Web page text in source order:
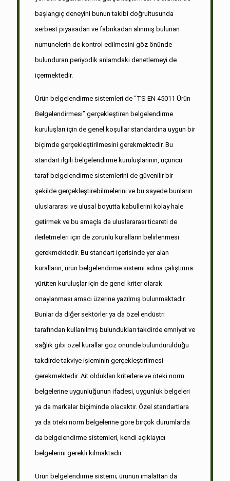
başlangıç deneyini bunun takibi doğrultusunda
serbest piyasadan ve fabrikadan alınmış bulunan
numunelerin de kontrol edilmesini göz önünde
bulunduran periyodik anlamdaki denetlemeyi de
içermektedir.
Ürün belgelendirme sistemleri de “TS EN 45011 Ürün
Belgelendirmesi” gerçekleştiren belgelendirme
kuruluşları için de genel koşullar standardına uygun bir
biçimde gerçekleştirilmesini gerekmektedir. Bu
standart ilgili belgelendirme kuruluşlarının, üçüncü
taraf belgelendirme sistemlerini de güvenilir bir
şekilde gerçekleştirebilmelerini ve bu sayede bunların
uluslararası ve ulusal boyutta kabullerini kolay hale
getirmek ve bu amaçla da uluslararası ticareti de
ilerletmeleri için de zorunlu kuralların belirlenmesi
gerekmektedir. Bu standart içerisinde yer alan
kuralların, ürün belgelendirme sistemi adına çalıştırma
yürüten kuruluşlar için de genel kriter olarak
onaylanması amacı üzerine yazılmış bulunmaktadır.
Bunlar da diğer sektörler ya da özel endüstri
tarafından kullanılmış bulundukları takdirde emniyet ve
sağlık gibi özel kurallar göz önünde bulundurulduğu
takdirde takviye işleminin gerçekleştirilmesi
gerekmektedir. Ait oldukları kriterlere ve öteki norm
belgelerine uygunluğunun ifadesi, uygunluk belgeleri
ya da markalar biçiminde olacaktır. Özel standartlara
ya da öteki norm belgelerine göre birçok durumlarda
da belgelendirme sistemleri, kendi açıklayıcı
belgelerini gerekli kılmaktadır.
Ürün belgelendirme sistemi; ürünün imalattan da